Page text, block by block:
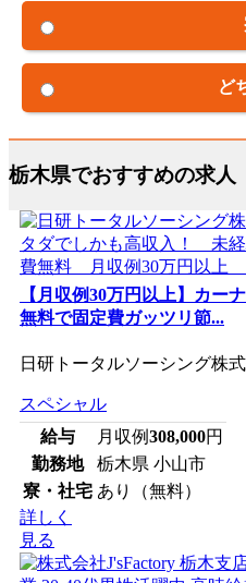
ど
栃木県でおすすめの求人
【月収例30万円以上】カー
無料で固定費ガッツリ節...
日研トータルソーシング株
スペシャル
給与
月収例308,000円
勤務地
栃木県 小山市
寮・社宅 あり（無料）
詳しく
見る